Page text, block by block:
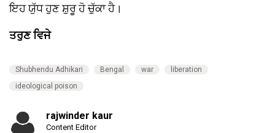
ਇਹ ਯੁੱਧ ਹੁਣ ਸ਼ੁਰੂ ਹੋ ਚੁੱਕਾ ਹੈ।
ਤਰੁਣ ਵਿਜੇ
Shubhendu Adhikari Bengal war
liberation
ideological poison
rajwinder kaur
Content Editor